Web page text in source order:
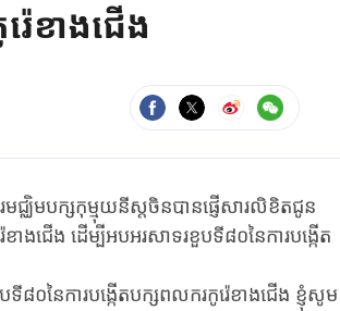
េខាងជើង
ឈិមបក្សកុម្មុយនីស្តចិនបាន​ផ្ញើសារលិខិតជូន
ងជើង ដើម្បី​អបអរសាទរ​ខួប​ទី​៨០​នៃកា​របង្កើត​
ៃកា​របង្កើត​បក្ស​ពលករ​កូរ៉េខាង​ជើង ខ្ញុំ​សូម​